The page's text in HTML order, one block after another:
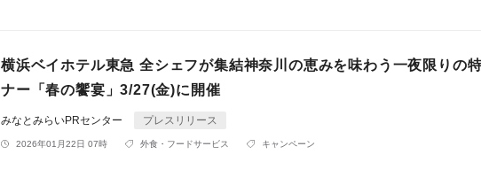
横浜ベイホテル東急 全シェフが集結神奈川の恵みを味わう一夜限りの
ナー「春の饗宴」3/27(金)に開催
みなとみらいPRセンター プレスリリース
2026年01月22日 07時 外食・フードサービス キャンペーン